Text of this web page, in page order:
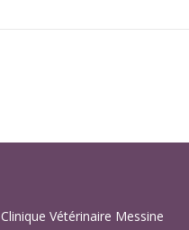
Clinique Vétérinaire Messine